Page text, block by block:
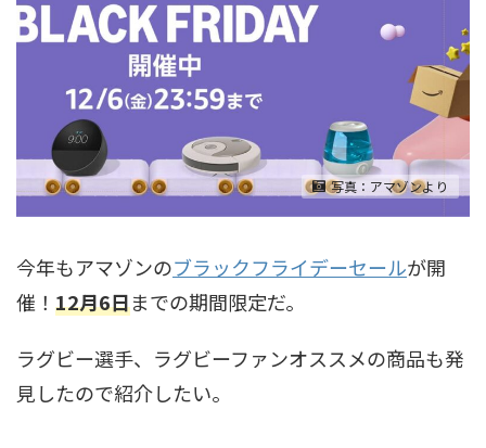
写真：アマゾンより
今年もアマゾンのブラックフライデーセールが開
催！ 12月6日までの期間限定だ。
ラグビー選手、ラグビーファンオススメの商品も発
見したので紹介したい。